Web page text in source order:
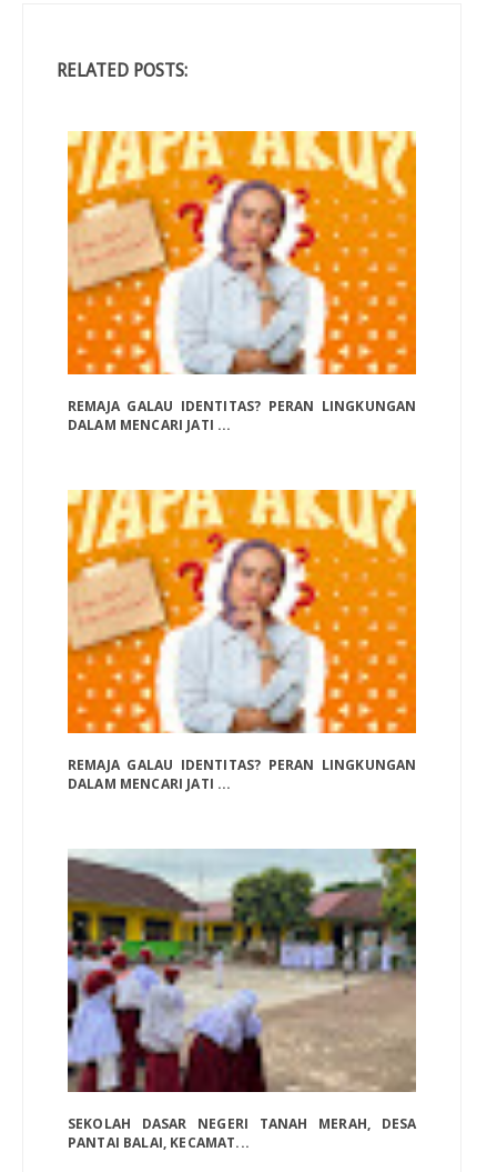
RELATED POSTS:
REMAJA GALAU IDENTITAS? PERAN LINGKUNGAN
DALAM MENCARI JATI ...
REMAJA GALAU IDENTITAS? PERAN LINGKUNGAN
DALAM MENCARI JATI ...
SEKOLAH DASAR NEGERI TANAH MERAH, DESA
PANTAI BALAI, KECAMAT...